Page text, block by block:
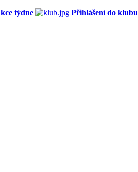
týdne
Přihlášení do klubu